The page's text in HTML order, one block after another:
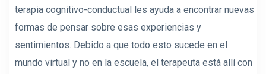
terapia cognitivo-conductual les ayuda a encontrar nuevas
formas de pensar sobre esas experiencias y
sentimientos. Debido a que todo esto sucede en el
mundo virtual y no en la escuela, el terapeuta está allí con